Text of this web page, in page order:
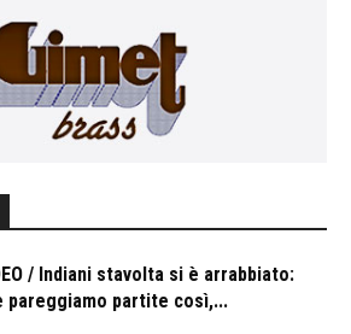
/ Indiani stavolta si è arrabbiato:
pareggiamo partite così,...